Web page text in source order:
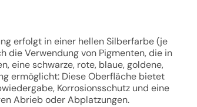
erfolgt in einer hellen Silberfarbe (je
die Verwendung von Pigmenten, die in
eine schwarze, rote, blaue, goldene,
ermöglicht: Diese Oberfläche bietet
Korrosionsschutz und eine
Abrieb oder Abplatzungen.